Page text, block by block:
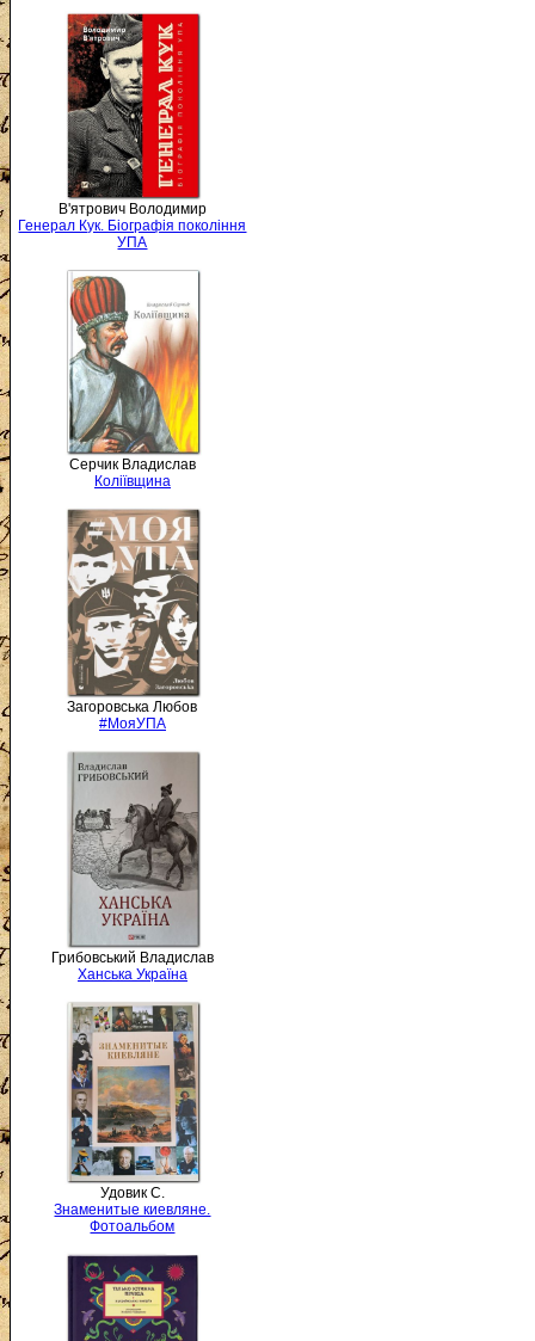
В'ятрович Володимир
Генерал Кук. Біографія покоління
УПА
Серчик Владислав
Коліївщина
Загоровська Любов
#МояУПА
Грибовський Владислав
Ханська Україна
Удовик С.
Знаменитые киевляне.
Фотоальбом